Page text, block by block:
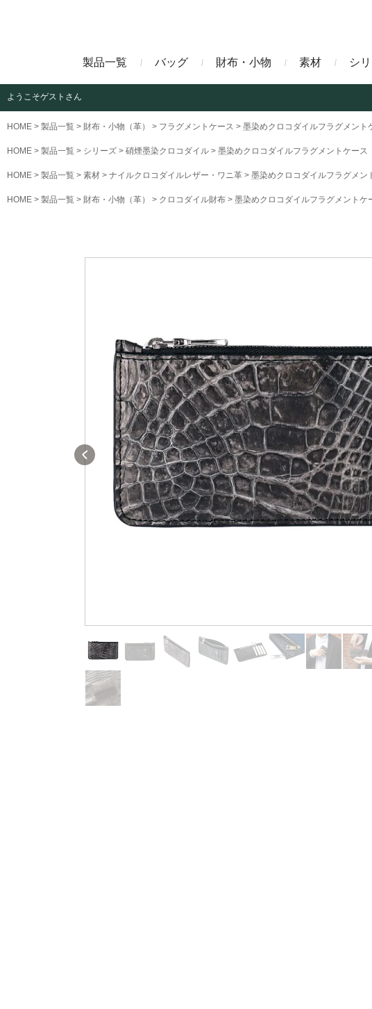
製品一覧 バッグ
ビジネスバッグ トートバッ
財布・小物
長財布 ミドルウォ
クロコダイル財布 コードバン
素材 シ
アニリンコードバン エレファント
トゥールーズ グレイン
ようこそゲストさん
HOME 製品一覧 財布・小物（革） フラグメントケース 墨染めクロコダイルフラグメント
HOME 製品一覧 シリーズ 硝煙墨染クロコダイル 墨染めクロコダイルフラグメントケース
HOME 製品一覧 素材 ナイルクロコダイルレザー・ワニ革 墨染めクロコダイルフラグメン
HOME 製品一覧 財布・小物（革） クロコダイル財布 墨染めクロコダイルフラグメントケ